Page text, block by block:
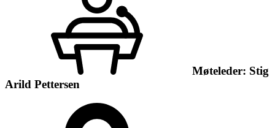
Møteleder: Stig
Arild Pettersen